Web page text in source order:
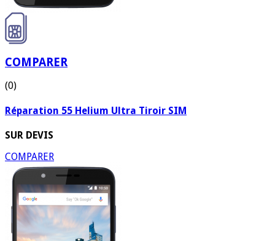
COMPARER
(0)
Réparation 55 Helium Ultra Tiroir SIM
SUR DEVIS
COMPARER